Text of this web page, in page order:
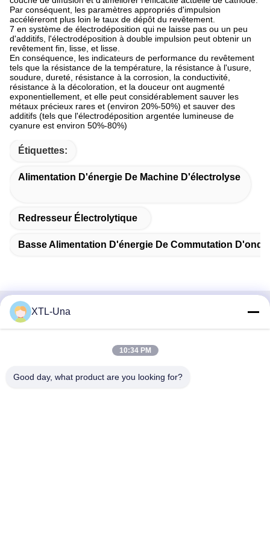
Par conséquent, les paramètres appropriés d'impulsion
accéléreront plus loin le taux de dépôt du revêtement.
7 en système de électrodéposition qui ne laisse pas ou un peu
d'additifs, l'électrodéposition à double impulsion peut obtenir un
revêtement fin, lisse, et lisse.
En conséquence, les indicateurs de performance du revêtement
tels que la résistance de la température, la résistance à l'usure,
soudure, dureté, résistance à la corrosion, la conductivité,
résistance à la décoloration, et la douceur ont augmenté
exponentiellement, et elle peut considérablement sauver les
métaux précieux rares et (environ 20%-50%) et sauver des
additifs (tels que l'électrodéposition argentée lumineuse de
cyanure est environ 50%-80%)
Étiquettes:
Alimentation D'énergie De Machine D'électrolyse
Redresseur Électrolytique
Basse Alimentation D'énergie De Commutation
Contactez rapidement
de Chengdu, province de Sichuan, Chine
XTL-Una
10:34 PM
Good day, what product are you looking for?